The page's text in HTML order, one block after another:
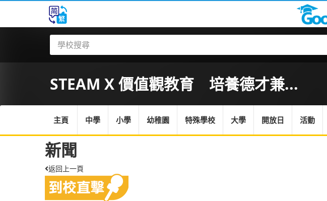
STEAM X 價值觀教育 培養德才兼...
主頁 中學 小學 幼稚園 特殊學校 大學 開放日 活動
新聞
返回上一頁